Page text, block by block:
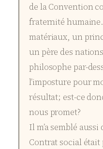
de la Convention
fraternité
matériaux, un
un père des
philosophe par-
l’imposture pour
résultat; est-ce
nous promet?
Il m’a semblé
Contrat social